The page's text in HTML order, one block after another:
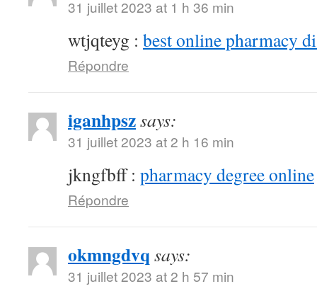
31 juillet 2023 at 1 h 36 min
wtjqteyg : best online pharmacy
Répondre
iganhpszsays:
31 juillet 2023 at 2 h 16 min
jkngfbff : pharmacy degree online
Répondre
okmngdvq says:
31 juillet 2023 at 2 h 57 min